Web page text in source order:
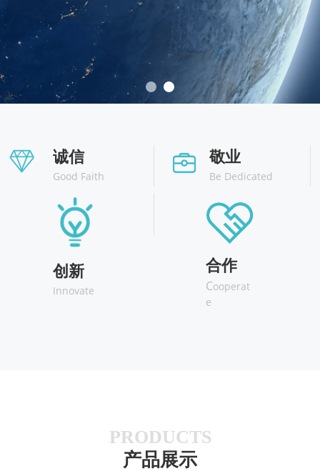
PRODUCTS
产品展示
诚信
Good Faith
敬业
Be Dedicated
创新
Innovate
合作
Cooperat
e